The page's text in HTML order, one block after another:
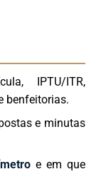
IPTU/ITR,
benfeitorias.
e minutas
e em que